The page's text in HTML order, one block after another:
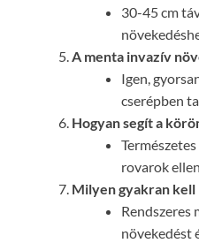
30-45 cm
A menta invazív
Igen,
cserépben
Hogyan segít a
rovarok
Milyen gyakran kell
Rendszeres
növekedést